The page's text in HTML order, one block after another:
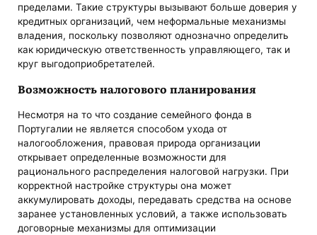
пределами. Такие структуры вызывают больше доверия у
кредитных организаций, чем неформальные механизмы
владения, поскольку позволяют однозначно определить
как юридическую ответственность управляющего, так и
круг выгодоприобретателей.
Возможность налогового планирования
Несмотря на то что создание семейного фонда в
Португалии не является способом ухода от
налогообложения, правовая природа организации
открывает определенные возможности для
рационального распределения налоговой нагрузки. При
корректной настройке структуры она может
аккумулировать доходы, передавать средства на основе
заранее установленных условий, а также использовать
договорные механизмы для оптимизации